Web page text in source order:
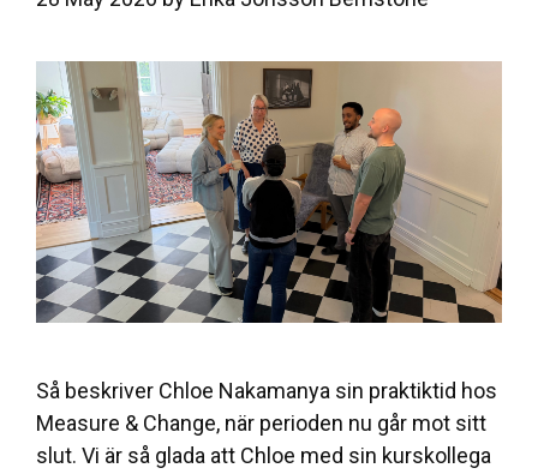
Så beskriver Chloe Nakamanya sin praktiktid hos
Measure & Change, när perioden nu går mot sitt
slut. Vi är så glada att Chloe med sin kurskollega